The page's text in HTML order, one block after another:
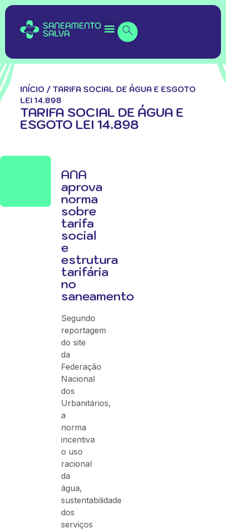
INÍCIO / TARIFA SOCIAL DE ÁGUA E ESGOTO
LEI 14.898
TARIFA SOCIAL DE ÁGUA E
ESGOTO LEI 14.898
ANA
aprova
norma
sobre
tarifa
social
e
estrutura
tarifária
no
saneamento
Segundo
reportagem
do site
da
Federação
Nacional
dos
Urbanitários,
a
norma
incentiva
o uso
racional
da
água,
sustentabilidade
dos
serviços